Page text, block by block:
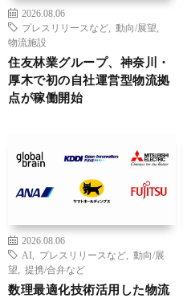
2026.08.06
プレスリリースなど
動向/展望
物流施設
住友林業グループ、神奈川・
厚木で初の自社運営型物流拠
点が稼働開始
2026.08.06
AI
プレスリリースなど
動向/展
望
提携/合弁など
数理最適化技術活用した物流